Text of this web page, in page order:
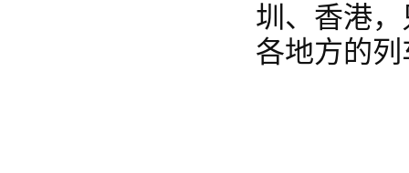
圳、香港
各地方的